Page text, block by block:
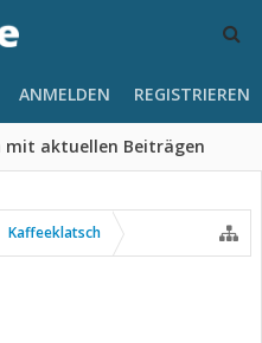
mit aktuellen Beiträgen
ANMELDEN REGISTRIEREN
Kaffeeklatsch